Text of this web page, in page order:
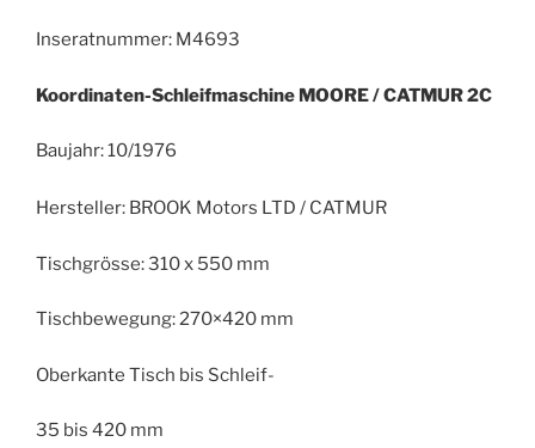
Inseratnummer: M4693
Koordinaten-Schleifmaschine MOORE / CATMUR2C
Baujahr: 10/1976
Hersteller: BROOK Motors LTD / CATMUR
Tischgrösse: 310 x 550 mm
Tischbewegung: 270×420 mm
Oberkante Tisch bis Schleif-
35 bis 420 mm